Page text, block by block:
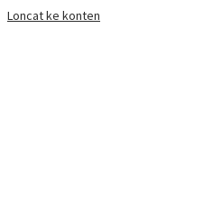
Loncat ke konten